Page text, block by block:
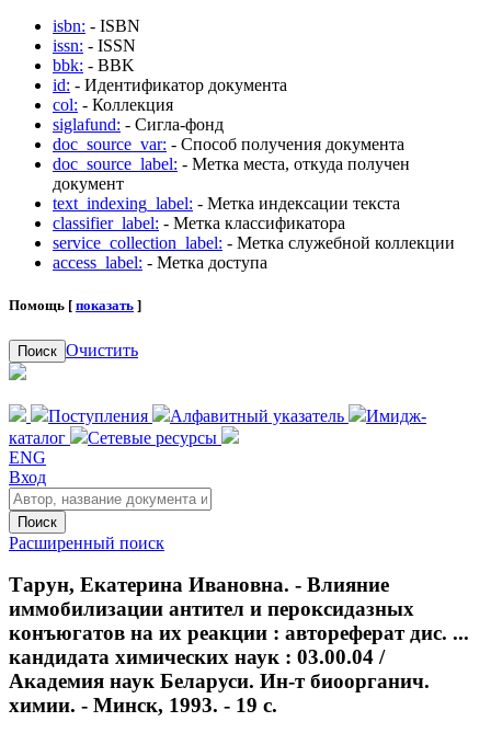
isbn: - ISBN
issn: - ISSN
bbk: - BBK
id: - Идентификатор документа
col: - Коллекция
siglafund: - Сигла-фонд
doc_source_var: - Способ получения документа
doc_source_label: - Метка места, откуда получен
документ
text_indexing_label: - Метка индексации текста
classifier_label: - Метка классификатора
service_collection_label: - Метка служебной коллекции
access_label: - Метка доступа
Помощь [ показать ]
Поиск Очистить
Поступления Алфавитный указатель
Имидж-
каталог
Сетевые ресурсы
ENG
Вход
Поиск
Расширенный поиск
Тарун, Екатерина Ивановна. - Влияние
иммобилизации антител и пероксидазных
конъюгатов на их реакции : автореферат дис. ...
кандидата химических наук : 03.00.04 /
Академия наук Беларуси. Ин-т биоорганич.
химии. - Минск, 1993. - 19 с.